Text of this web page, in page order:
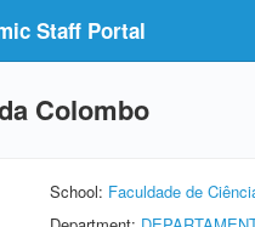
Staff Portal
Colombo
School: Faculdade de